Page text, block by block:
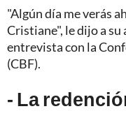
"Algún día me verás
Cristiane", le dijo a su
entrevista con la
(CBF).
- La